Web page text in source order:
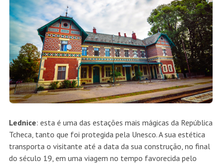
Lednice: esta é uma das estações mais mágicas da República
Tcheca, tanto que foi protegida pela Unesco. A sua estética
transporta o visitante até a data da sua construção, no final
do século 19, em uma viagem no tempo favorecida pelo